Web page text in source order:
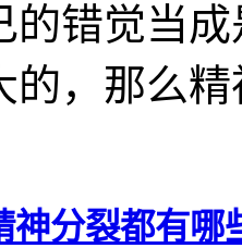
的错觉当
的，那么
神分裂都有哪